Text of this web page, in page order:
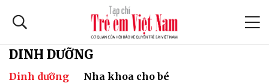
DINH DƯỠNG
Dinh dưỡng Nha khoa cho bé